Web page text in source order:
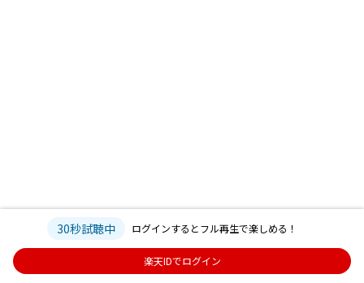
30秒試聴中 ログインするとフル再生で楽しめる！
楽天IDでログイン